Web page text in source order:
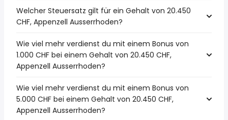
Welcher Steuersatz gilt für ein Gehalt von 20.450
CHF, Appenzell Ausserrhoden?
Wie viel mehr verdienst du mit einem Bonus von
1.000 CHF bei einem Gehalt von 20.450 CHF,
Appenzell Ausserrhoden?
Wie viel mehr verdienst du mit einem Bonus von
5.000 CHF bei einem Gehalt von 20.450 CHF,
Appenzell Ausserrhoden?